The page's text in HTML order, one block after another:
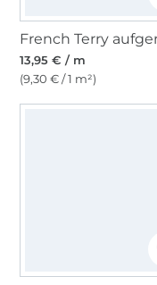
13,95 € / m
(9,30 € / 1 m²)